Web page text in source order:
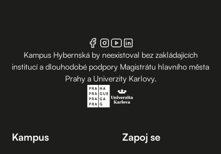
Kampus Hybernská by neexistoval bez zakládajících
institucí a dlouhodobé podpory Magistrátu hlavního města
Prahy a Univerzity Karlovy.
Kampus Zapoj se